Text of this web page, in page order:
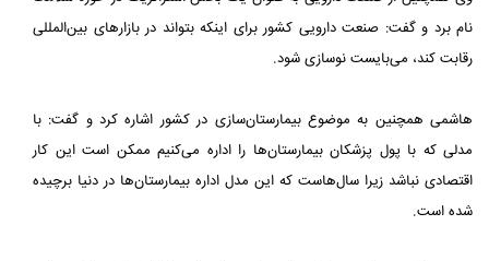
نام برد و گفت: صنعت دارویی کشور برای اینکه بتواند در بازارهای بین‌المللی
رقابت کند، می‌بایست نوسازی شود.
هاشمی همچنین به موضوع بیمارستان‌سازی در کشور اشاره کرد و گفت: با
مدلی که با پول پزشکان بیمارستان‌ها را اداره می‌کنیم ممکن است این کار
اقتصادی نباشد زیرا سال‌هاست که این مدل اداره بیمارستان‌ها در دنیا برچیده
شده است.